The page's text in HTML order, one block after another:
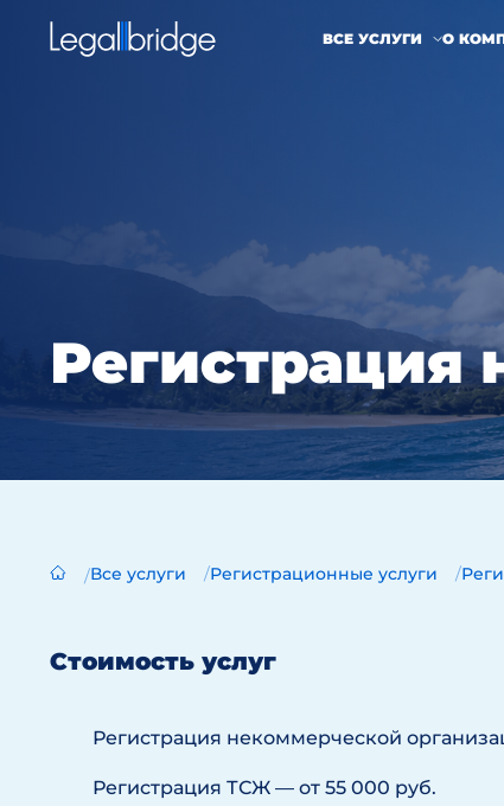
ВСЕ УСЛУГИ О
Регистрация
Все услуги Регистрационные услуги
Стоимость услуг
Регистрация некоммерческой
Регистрация ТСЖ — от 55 000 руб.